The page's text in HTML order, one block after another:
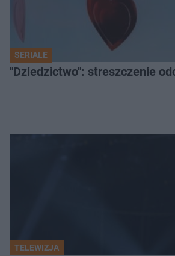
SERIALE
"Dziedzictwo": streszczenie
TELEWIZJA